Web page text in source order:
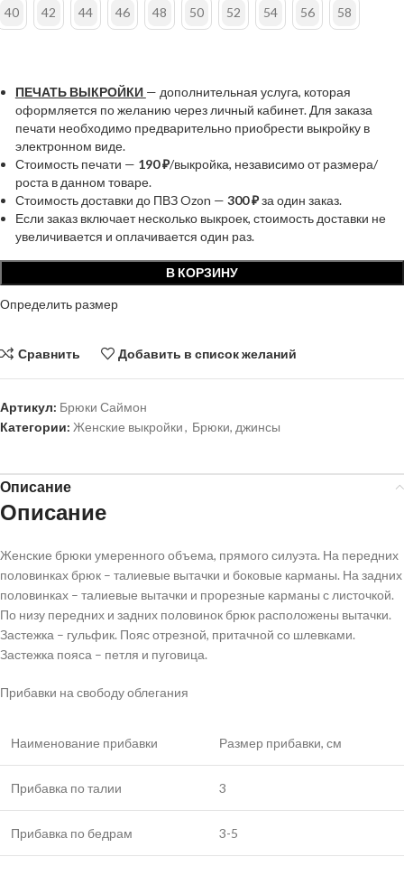
40 42 44 46 48 50 52 54 56 58
ПЕЧАТЬ ВЫКРОЙКИ — дополнительная услуга, которая
оформляется по желанию через личный кабинет. Для заказа
печати необходимо предварительно приобрести выкройку в
электронном виде.
Стоимость печати — 190 ₽/выкройка, независимо от размера/
роста в данном товаре.
Стоимость доставки до ПВЗ Ozon — 300 ₽за один заказ.
Если заказ включает несколько выкроек, стоимость доставки не
увеличивается и оплачивается один раз.
В КОРЗИНУ
Определить размер
Сравнить Добавить в список желаний
Артикул: Брюки Саймон
Категории: Женские выкройки, Брюки, джинсы
Описание
Описание
Женские брюки умеренного объема, прямого силуэта. На передних
половинках брюк – талиевые вытачки и боковые карманы. На задних
половинках – талиевые вытачки и прорезные карманы с листочкой.
По низу передних и задних половинок брюк расположены вытачки.
Застежка – гульфик. Пояс отрезной, притачной со шлевками.
Застежка пояса – петля и пуговица.
Прибавки на свободу облегания
Наименование прибавки Размер прибавки, см
Прибавка по талии 3
Прибавка по бедрам 3-5